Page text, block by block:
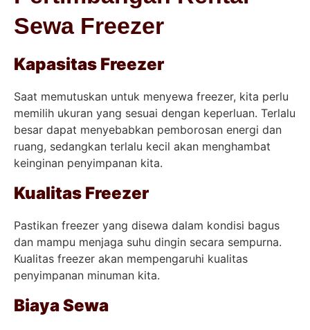
Sewa Freezer
Kapasitas Freezer
Saat memutuskan untuk menyewa freezer, kita perlu
memilih ukuran yang sesuai dengan keperluan. Terlalu
besar dapat menyebabkan pemborosan energi dan
ruang, sedangkan terlalu kecil akan menghambat
keinginan penyimpanan kita.
Kualitas Freezer
Pastikan freezer yang disewa dalam kondisi bagus
dan mampu menjaga suhu dingin secara sempurna.
Kualitas freezer akan mempengaruhi kualitas
penyimpanan minuman kita.
Biaya Sewa